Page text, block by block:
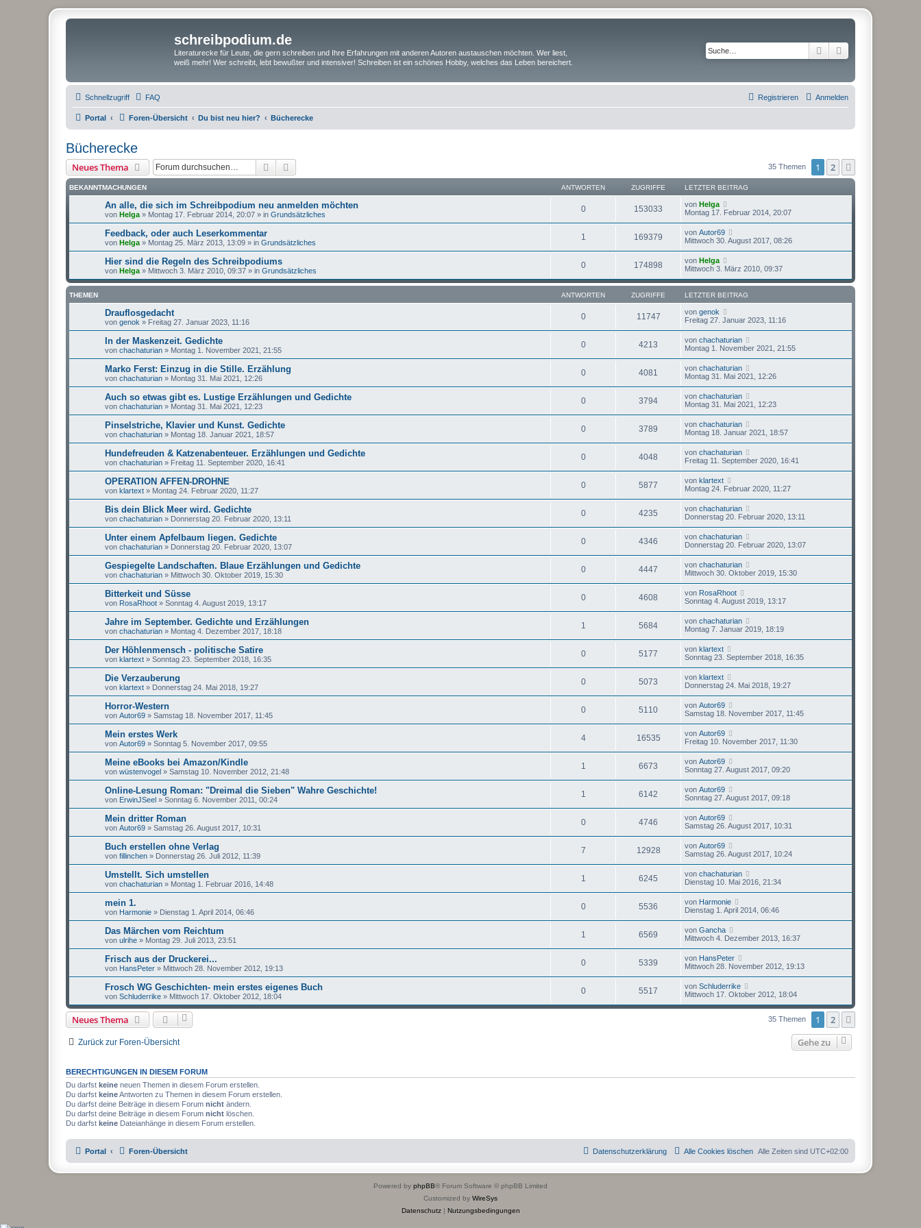
schreibpodium.de
Literaturecke für Leute, die gern schreiben und Ihre Erfahrungen mit anderen Autoren austauschen möchten. Wer liest,
weiß mehr! Wer schreibt, lebt bewußter und intensiver! Schreiben ist ein schönes Hobby, welches das Leben bereichert.
Suche
Schnellzugriff FAQ Anmelden
Registrieren
Portal Foren-Übersicht Du bist neu hier? Bücherecke
Bücherecke
Neues Thema Suche 35 Themen 1 2
BEKANNTMACHUNGEN ANTWORTEN ZUGRIFFE LETZTER BEITRAG
An alle, die sich im Schreibpodium neu anmelden möchten
von Helga » Montag 17. Februar 2014, 20:07 » in Grundsätzliches
0 153033 von Helga
Montag 17. Februar 2014, 20:07
Feedback, oder auch Leserkommentar
von Helga » Montag 25. März 2013, 13:09 » in Grundsätzliches
1 169379 von Autor69
Mittwoch 30. August 2017, 08:26
Hier sind die Regeln des Schreibpodiums
von Helga » Mittwoch 3. März 2010, 09:37 » in Grundsätzliches
0 174898 von Helga
Mittwoch 3. März 2010, 09:37
THEMEN ANTWORTEN ZUGRIFFE LETZTER BEITRAG
Drauflosgedacht
von genok » Freitag 27. Januar 2023, 11:16
0 11747 von genok
Freitag 27. Januar 2023, 11:16
In der Maskenzeit. Gedichte
von chachaturian » Montag 1. November 2021, 21:55
0 4213 von chachaturian
Montag 1. November 2021, 21:55
Marko Ferst: Einzug in die Stille. Erzählung
von chachaturian » Montag 31. Mai 2021, 12:26
0 4081 von chachaturian
Montag 31. Mai 2021, 12:26
Auch so etwas gibt es. Lustige Erzählungen und Gedichte
von chachaturian » Montag 31. Mai 2021, 12:23
0 3794 von chachaturian
Montag 31. Mai 2021, 12:23
Pinselstriche, Klavier und Kunst. Gedichte
von chachaturian » Montag 18. Januar 2021, 18:57
0 3789 von chachaturian
Montag 18. Januar 2021, 18:57
Hundefreuden & Katzenabenteuer. Erzählungen und Gedichte
von chachaturian » Freitag 11. September 2020, 16:41
0 4048 von chachaturian
Freitag 11. September 2020, 16:41
OPERATION AFFEN-DROHNE
von klartext » Montag 24. Februar 2020, 11:27
0 5877 von klartext
Montag 24. Februar 2020, 11:27
Bis dein Blick Meer wird. Gedichte
von chachaturian » Donnerstag 20. Februar 2020, 13:11
0 4235 von chachaturian
Donnerstag 20. Februar 2020, 13:11
Unter einem Apfelbaum liegen. Gedichte
von chachaturian » Donnerstag 20. Februar 2020, 13:07
0 4346 von chachaturian
Donnerstag 20. Februar 2020, 13:07
Gespiegelte Landschaften. Blaue Erzählungen und Gedichte
von chachaturian » Mittwoch 30. Oktober 2019, 15:30
0 4447 von chachaturian
Mittwoch 30. Oktober 2019, 15:30
Bitterkeit und Süsse
von RosaRhoot » Sonntag 4. August 2019, 13:17
0 4608 von RosaRhoot
Sonntag 4. August 2019, 13:17
Jahre im September. Gedichte und Erzählungen
von chachaturian » Montag 4. Dezember 2017, 18:18
1 5684 von chachaturian
Montag 7. Januar 2019, 18:19
Der Höhlenmensch - politische Satire
von klartext » Sonntag 23. September 2018, 16:35
0 5177 von klartext
Sonntag 23. September 2018, 16:35
Die Verzauberung
von klartext » Donnerstag 24. Mai 2018, 19:27
0 5073 von klartext
Donnerstag 24. Mai 2018, 19:27
Horror-Western
von Autor69 » Samstag 18. November 2017, 11:45
0 5110 von Autor69
Samstag 18. November 2017, 11:45
Mein erstes Werk
von Autor69 » Sonntag 5. November 2017, 09:55
4 16535 von Autor69
Freitag 10. November 2017, 11:30
Meine eBooks bei Amazon/Kindle
von wüstenvogel » Samstag 10. November 2012, 21:48
1 6673 von Autor69
Sonntag 27. August 2017, 09:20
Online-Lesung Roman: "Dreimal die Sieben" Wahre Geschichte!
von ErwinJSeel » Sonntag 6. November 2011, 00:24
1 6142 von Autor69
Sonntag 27. August 2017, 09:18
Mein dritter Roman
von Autor69 » Samstag 26. August 2017, 10:31
0 4746 von Autor69
Samstag 26. August 2017, 10:31
Buch erstellen ohne Verlag
von fillinchen » Donnerstag 26. Juli 2012, 11:39
7 12928 von Autor69
Samstag 26. August 2017, 10:24
Umstellt. Sich umstellen
von chachaturian » Montag 1. Februar 2016, 14:48
1 6245 von chachaturian
Dienstag 10. Mai 2016, 21:34
mein 1.
von Harmonie » Dienstag 1. April 2014, 06:46
0 5536 von Harmonie
Dienstag 1. April 2014, 06:46
Das Märchen vom Reichtum
von ulrihe » Montag 29. Juli 2013, 23:51
1 6569 von Gancha
Mittwoch 4. Dezember 2013, 16:37
Frisch aus der Druckerei...
von HansPeter » Mittwoch 28. November 2012, 19:13
0 5339 von HansPeter
Mittwoch 28. November 2012, 19:13
Frosch WG Geschichten- mein erstes eigenes Buch
von Schluderrike » Mittwoch 17. Oktober 2012, 18:04
0 5517 von Schluderrike
Mittwoch 17. Oktober 2012, 18:04
Neues Thema 35 Themen 1 2
Zurück zur Foren-Übersicht Gehe zu
BERECHTIGUNGEN IN DIESEM FORUM
Du darfst keine neuen Themen in diesem Forum erstellen.
Du darfst keineAntworten zu Themen in diesem Forum erstellen.
Du darfst deine Beiträge in diesem Forum nicht ändern.
Du darfst deine Beiträge in diesem Forum nicht löschen.
Du darfst keine Dateianhänge in diesem Forum erstellen.
Portal Foren-Übersicht Alle Zeiten sind UTC+02:00
Alle Cookies löschen
Datenschutzerklärung
Powered by phpBB® Forum Software © phpBB Limited
Customized by WireSys
Datenschutz| Nutzungsbedingungen